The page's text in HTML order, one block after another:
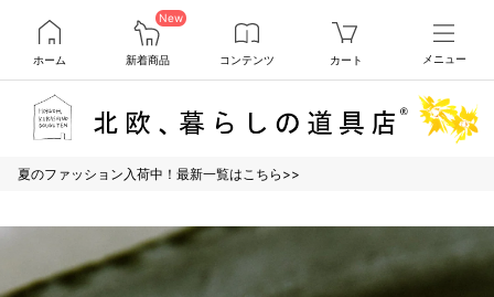
ホーム
New
新着商品 コンテンツ カート メニュー
夏のファッション入荷中！最新一覧はこちら>>